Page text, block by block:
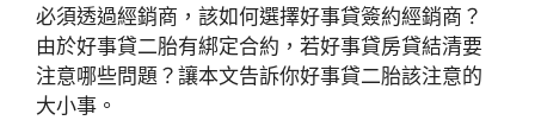
必須透過經銷商，該如何選擇好事貸簽約經銷商？
由於好事貸二胎有綁定合約，若好事貸房貸結清要
注意哪些問題？讓本文告訴你好事貸二胎該注意的
大小事。